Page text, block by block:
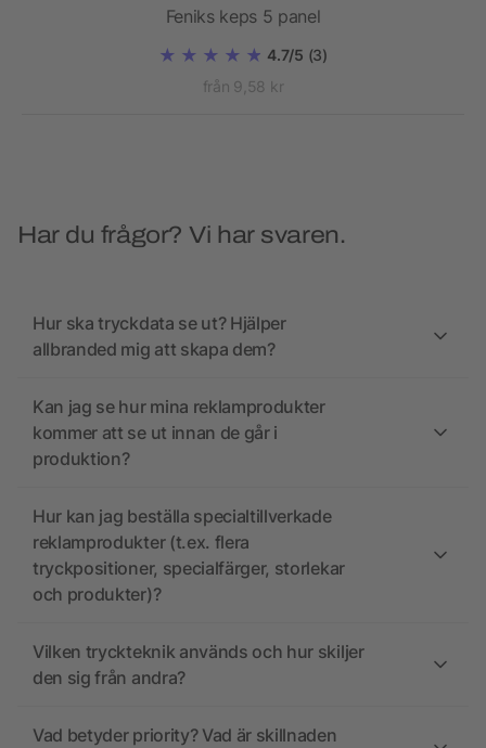
Feniks keps 5 panel
4.7/5 (3)
från 9,58 kr
Har du frågor? Vi har svaren.
Hur ska tryckdata se ut? Hjälper
allbranded mig att skapa dem?
Kan jag se hur mina reklamprodukter
kommer att se ut innan de går i
produktion?
Hur kan jag beställa specialtillverkade
reklamprodukter (t.ex. flera
tryckpositioner, specialfärger, storlekar
och produkter)?
Vilken tryckteknik används och hur skiljer
den sig från andra?
Vad betyder priority? Vad är skillnaden